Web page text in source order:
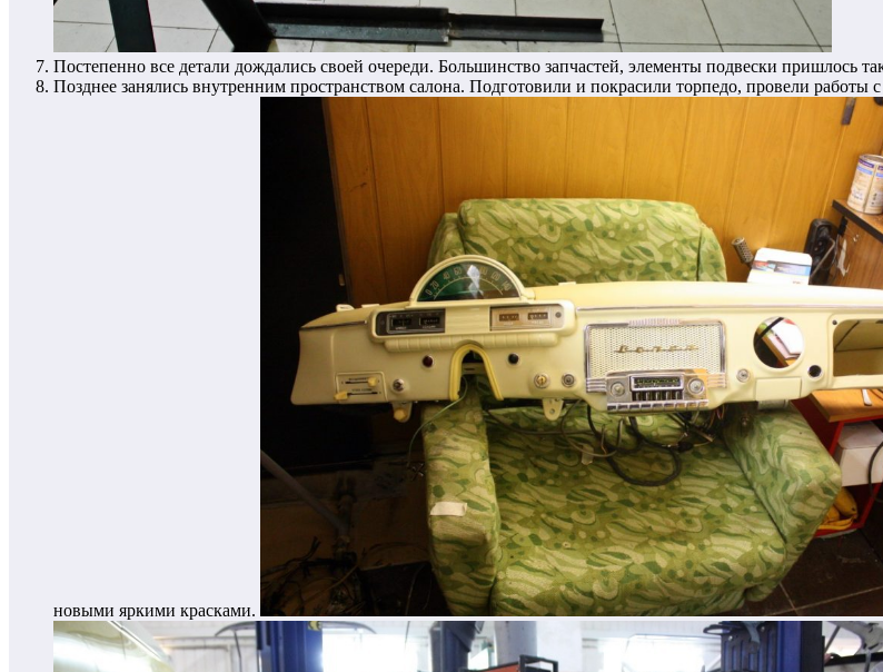
Постепенно все детали дождались своей очереди. Большинство запчастей, элементы подвески пришлось
Позднее занялись внутренним пространством салона. Подготовили и покрасили торпедо, провели работы
новыми яркими красками.